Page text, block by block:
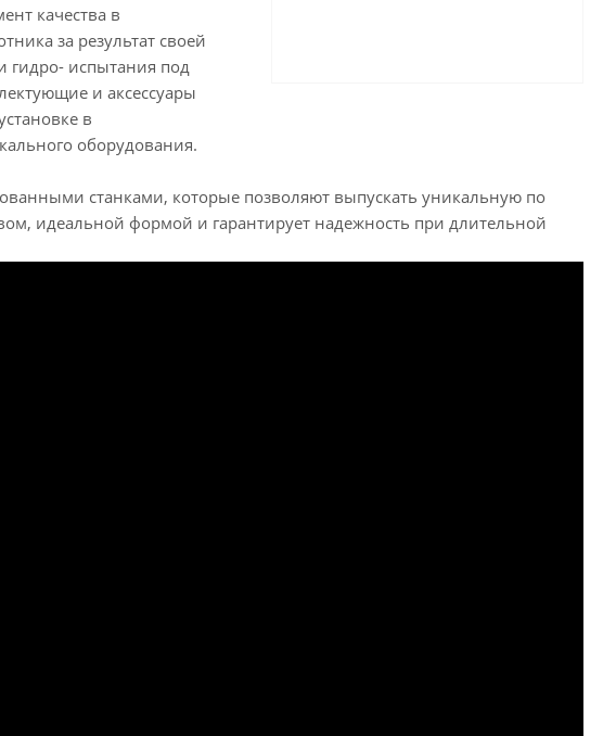
качества в
за результат своей
гидро- испытания под
и аксессуары
в
оборудования.
станками, которые позволяют выпускать уникальную по
идеальной формой и гарантирует надежность при длительной